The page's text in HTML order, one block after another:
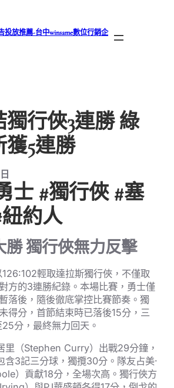
投放推薦-台中winsame數位行銷企
行俠3連勝 綠
獲5連勝
士 #獨行俠 #塞
約人
勝 獨行俠無力反擊
輕取達拉斯獨行俠，不僅取
方的3連勝紀錄。本場比賽，勇士僅
落後，隨後徹底掌控比賽節奏。獨
得分，首節結束時已落後15分，三
分，最終無力回天。
里（Stephen Curry）出戰29分鐘，
含3記三分球，獨攬30分。隊友占美·
）貢獻18分，全場次高。獨行俠方